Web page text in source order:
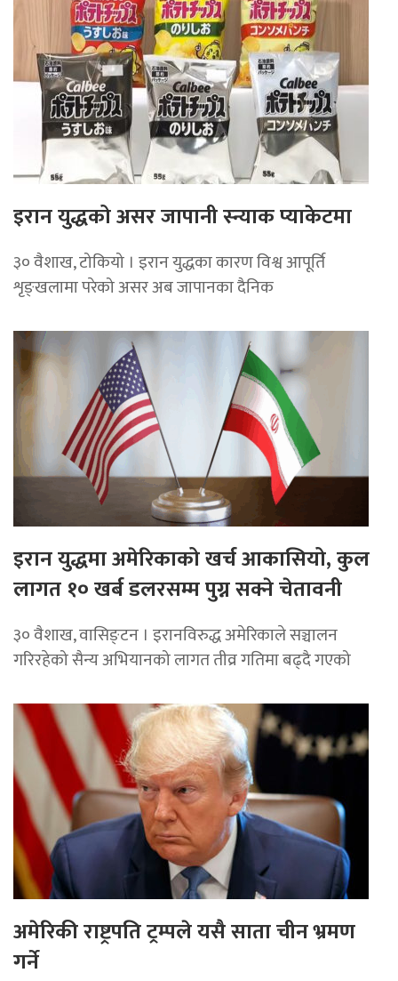
इरान युद्धको असर जापानी स्न्याक प्याकेटमा
३० वैशाख, टोकियो । इरान युद्धका कारण विश्व आपूर्ति
शृङ्खलामा परेको असर अब जापानका दैनिक
इरान युद्धमा अमेरिकाको खर्च आकासियो, कुल
लागत १० खर्ब डलरसम्म पुग्न सक्ने चेतावनी
३० वैशाख, वासिङ्टन । इरानविरुद्ध अमेरिकाले सञ्चालन
गरिरहेको सैन्य अभियानको लागत तीव्र गतिमा बढ्दै गएको
अमेरिकी राष्ट्रपति ट्रम्पले यसै साता चीन भ्रमण
गर्ने